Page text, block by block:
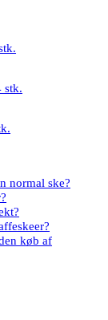
stk.
normal ske?
køb af